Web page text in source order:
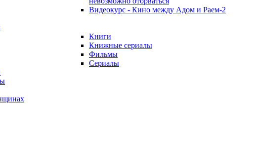
Видеокурс - Кино между Адом и Раем-2
Книги
Книжные сериалы
Фильмы
Сериалы